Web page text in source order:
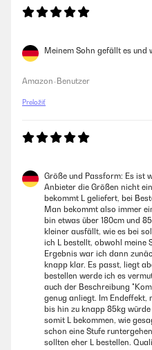
Meinem Sohn gefällt es
Amazon-Benutzer
Preložiť
Größe und Passform: Es ist
Anbieter die Größen nicht
bekommt L geliefert, bei
Man bekommt also immer
bin etwas über 180cm und
kleiner ausfällt, wie es bei
ich L bestellt, obwohl meine
Ergebnis war ich dann
knapp klar. Es passt, liegt
bestellen werde ich es
auch der Beschreibung
genug anliegt. Im Endeffekt,
bis hin zu knapp 85kg
somit L bekommen, wie
schon eine Stufe
sollten eher L bestellen.